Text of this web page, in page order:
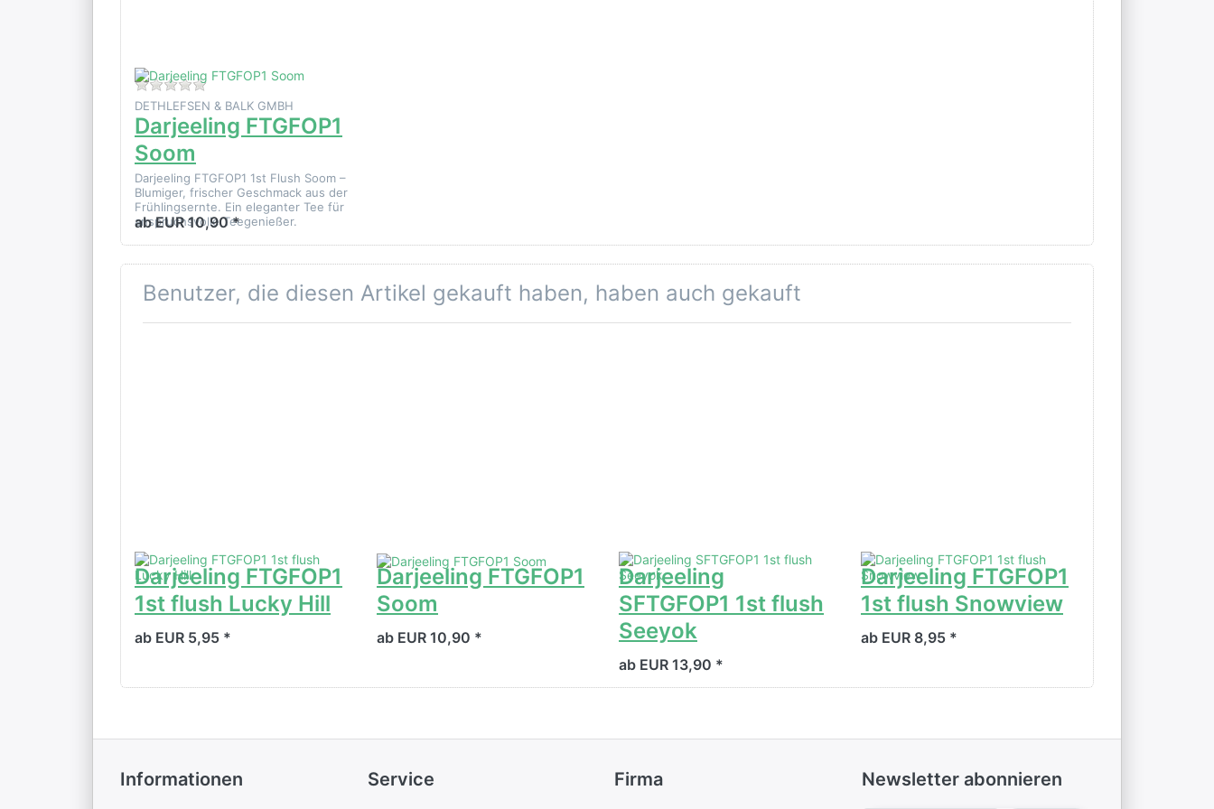
Zu diesem Produkt liegen noch keine Bewertungen vor.
DETHLEFSEN & BALK GMBH
Darjeeling FTGFOP1
Soom
Darjeeling FTGFOP1 1st Flush Soom –
Blumiger, frischer Geschmack aus der
Frühlingsernte. Ein eleganter Tee für
anspruchsvolle Teegenießer.
ab EUR 10,90 *
Benutzer, die diesen Artikel gekauft haben, haben auch gekauft
Darjeeling FTGFOP1
1st flush Lucky Hill
ab EUR 5,95 *
Darjeeling FTGFOP1
Soom
ab EUR 10,90 *
Darjeeling
SFTGFOP1 1st flush
Seeyok
ab EUR 13,90 *
Darjeeling FTGFOP1
1st flush Snowview
ab EUR 8,95 *
Informationen Service Firma Newsletter abonnieren